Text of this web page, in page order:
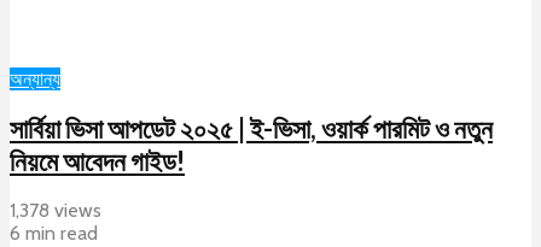
অন্যান্য
সার্বিয়া ভিসা আপডেট ২০২৫ | ই-ভিসা, ওয়ার্ক পারমিট ও নতুন
নিয়মে আবেদন গাইড!
1,378 views
6 min read